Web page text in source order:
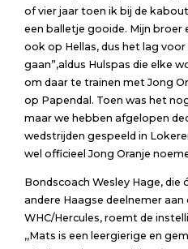
of vier jaar toen ik bij de
een balletje gooide. Mijn broer
ook op Hellas, dus het lag
gaan”,aldus Hulspas die elke
om daar te trainen met Jong
op Papendal. Toen was het
maar we hebben afgelopen
wedstrijden gespeeld in
wel officieel Jong Oranje
Bondscoach Wesley Hage, die
andere Haagse deelnemer aan
WHC/Hercules, roemt de
,,Mats is een leergierige en